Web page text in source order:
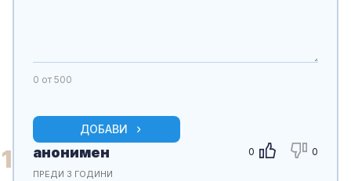
0 от 500
ДОБАВИ
1 0 0
анонимен
ПРЕДИ 3 ГОДИНИ